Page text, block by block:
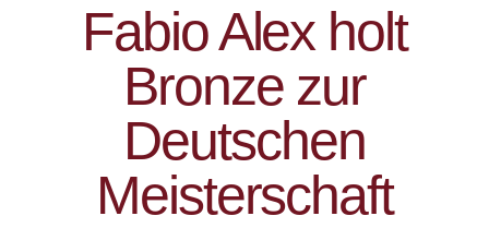
Fabio Alex holt
Bronze zur
Deutschen
Meisterschaft